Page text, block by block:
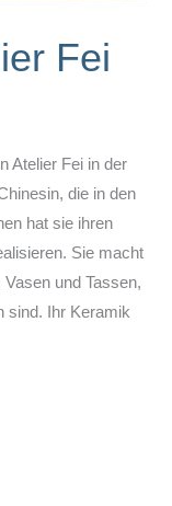
Fei
Atelier Fei in der
die in den
hat sie ihren
Sie macht
und Tassen,
sind. Ihr Keramik